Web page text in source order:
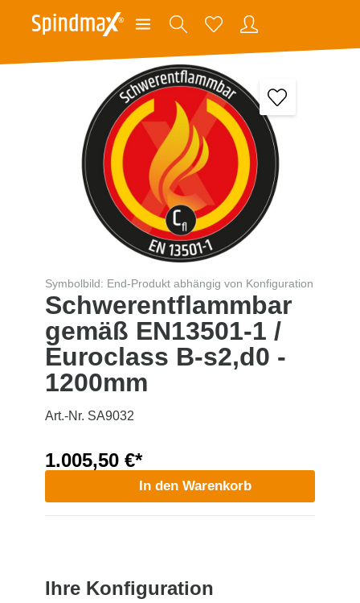
Symbolbild: End-Produkt abhängig von Konfiguration
Schwerentflammbar
gemäß EN13501-1 /
Euroclass B-s2,d0 -
1200mm
Art.-Nr. SA9032
1.005,50 €*
In den Warenkorb
Ihre Konfiguration